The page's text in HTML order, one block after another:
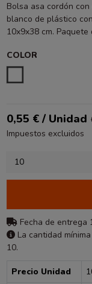
Bolsa asa cordón
blanco de plástico
10x9x38 cm. Paquete
COLOR
0,55 € / Unidad
Impuestos excluidos
Fecha de entrega
La cantidad
10.
Precio Unidad